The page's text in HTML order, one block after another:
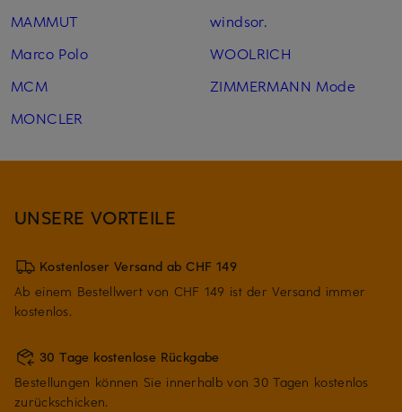
MAMMUT
Marco Polo
MCM
MONCLER
windsor.
WOOLRICH
ZIMMERMANN Mode
UNSERE VORTEILE
Kostenloser Versand ab CHF 149
Ab einem Bestellwert von CHF 149 ist der Versand immer
kostenlos.
30 Tage kostenlose Rückgabe
Bestellungen können Sie innerhalb von 30 Tagen kostenlos
zurückschicken.